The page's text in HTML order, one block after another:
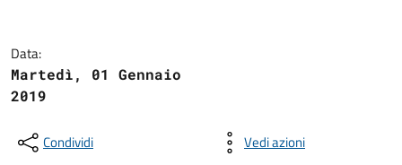
Data:
Martedì, 01 Gennaio
2019
Condividi Vedi azioni